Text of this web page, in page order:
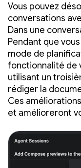
Vous pouvez
conversations
Dans une
Pendant que
mode de
fonctionnalité de
utilisant un
rédiger la
Ces
et amélioreront